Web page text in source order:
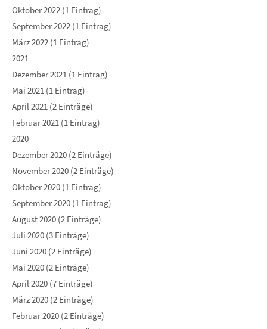
Oktober 2022 (1 Eintrag)
September 2022 (1 Eintrag)
März 2022 (1 Eintrag)
2021
Dezember 2021 (1 Eintrag)
Mai 2021 (1 Eintrag)
April 2021 (2 Einträge)
Februar 2021 (1 Eintrag)
2020
Dezember 2020 (2 Einträge)
November 2020 (2 Einträge)
Oktober 2020 (1 Eintrag)
September 2020 (1 Eintrag)
August 2020 (2 Einträge)
Juli 2020 (3 Einträge)
Juni 2020 (2 Einträge)
Mai 2020 (2 Einträge)
April 2020 (7 Einträge)
März 2020 (2 Einträge)
Februar 2020 (2 Einträge)